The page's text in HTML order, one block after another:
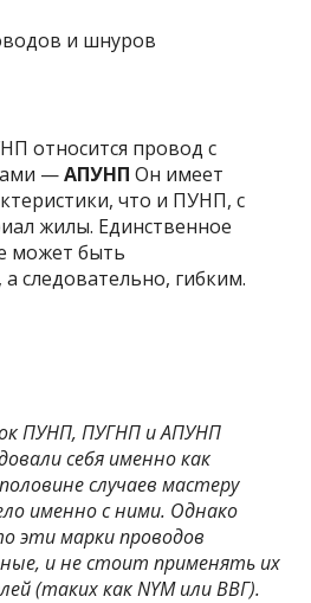
относится провод с
—АПУНП Он имеет
что и ПУНП, с
жилы. Единственное
может быть
следовательно, гибким.
ПУНП, ПУГНП и АПУНП
себя именно как
случаев мастеру
именно с ними. Однако
эти марки проводов
и не стоит применять их
(таких как NYM или ВВГ).